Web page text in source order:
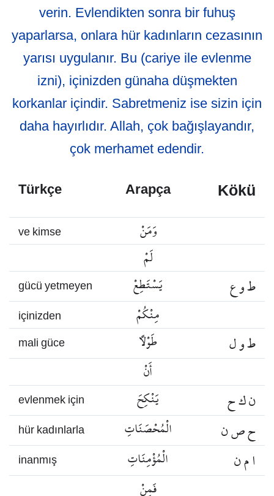
verin. Evlendikten sonra bir fuhuş
yaparlarsa, onlara hür kadınların cezasının
yarısı uygulanır. Bu (cariye ile evlenme
izni), içinizden günaha düşmekten
korkanlar içindir. Sabretmeniz ise sizin için
daha hayırlıdır. Allah, çok bağışlayandır,
çok merhamet edendir.
Türkçe Arapça Kökü
ve kimse
وَمَنْ
لَمْ
gücü yetmeyen يَسْتَطِعْ ط و ع
içinizden مِنْكُمْ
mali güce طَوْلًا ط و ل
أَنْ
evlenmek için يَنْكِحَ ن ك ح
hür kadınlarla الْمُحْصَنَاتِ ح ص ن
inanmış الْمُؤْمِنَاتِ ا م ن
فَمِنْ